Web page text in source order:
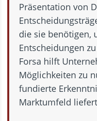
Präsentation von
die sie benötigen,
Entscheidungen
Forsa hilft
Möglichkeiten zu
fundierte
Marktumfeld